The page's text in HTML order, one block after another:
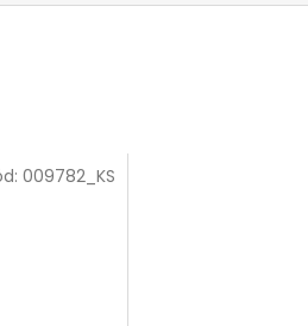
009782_KS